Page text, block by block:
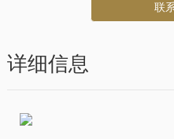
联
详细信息